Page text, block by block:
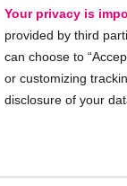
Your privacy is
provided by third
can choose to
or customizing
disclosure of your